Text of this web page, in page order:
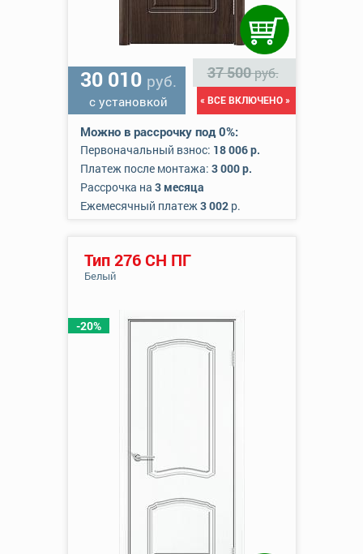
30 010 руб.
с установкой
37 500руб.
« ВСЕ ВКЛЮЧЕНО »
Можно в рассрочку под 0%:
Первоначальный взнос: 18 006 р.
Платеж после монтажа: 3 000 р.
Рассрочка на 3 месяца
Ежемесячный платеж3 002р.
-20%
Тип 276 СН ПГ
Белый